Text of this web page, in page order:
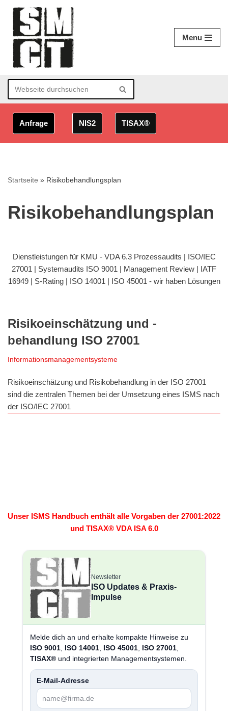
Zum
Inhalt
springen
Menu
Anfrage NIS2 TISAX®
Startseite » Risikobehandlungsplan
Risikobehandlungsplan
Dienstleistungen für KMU - VDA 6.3 Prozessaudits | ISO/IEC
27001 | Systemaudits ISO 9001 | Management Review | IATF
16949 | S-Rating | ISO 14001 | ISO 45001 - wir haben Lösungen
Risikoeinschätzung und -
behandlung ISO 27001
Informationsmanagementsysteme
Risikoeinschätzung und Risikobehandlung in der ISO 27001
sind die zentralen Themen bei der Umsetzung eines ISMS nach
der ISO/IEC 27001
Unser ISMS Handbuch enthält alle Vorgaben der 27001:2022
und TISAX® VDA ISA 6.0
Newsletter
ISO Updates & Praxis-
Impulse
Melde dich an und erhalte kompakte Hinweise zu
ISO 9001 ISO 14001 ISO 45001 ISO 27001
TISAX® und integrierten Managementsystemen.
E-Mail-Adresse